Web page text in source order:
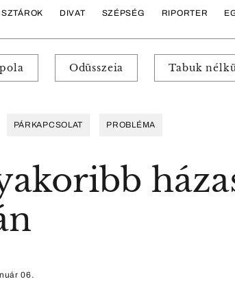
SZTÁROK DIVAT SZÉPSÉG RIPORTER
Odüsszeia Tabuk
PÁRKAPCSOLAT PROBLÉMA
06.